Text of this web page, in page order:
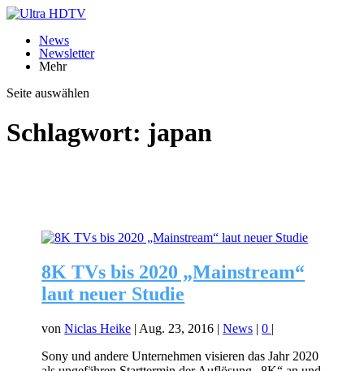
News
Newsletter
Mehr
Seite auswählen
Schlagwort: japan
8K TVs bis 2020 „Mainstream“
laut neuer Studie
vonNiclas Heike | Aug. 23, 2016 |News |0 |
Sony und andere Unternehmen visieren das Jahr 2020